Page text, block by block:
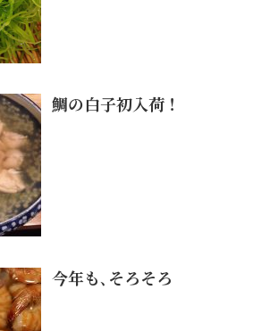
鯛の白子初入荷！
今年も､そろそろ